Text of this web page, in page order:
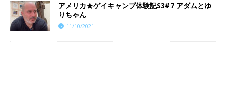
​​アメリカ★ゲイキャンプ体験記S3#7 アダムとゆ
りちゃん
11/10/2021